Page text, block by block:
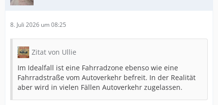
8. Juli 2026 um 08:25
Zitat von Ullie
Im Idealfall ist eine Fahrradzone ebenso wie eine
Fahrradstraße vom Autoverkehr befreit. In der Realität
aber wird in vielen Fällen Autoverkehr zugelassen.